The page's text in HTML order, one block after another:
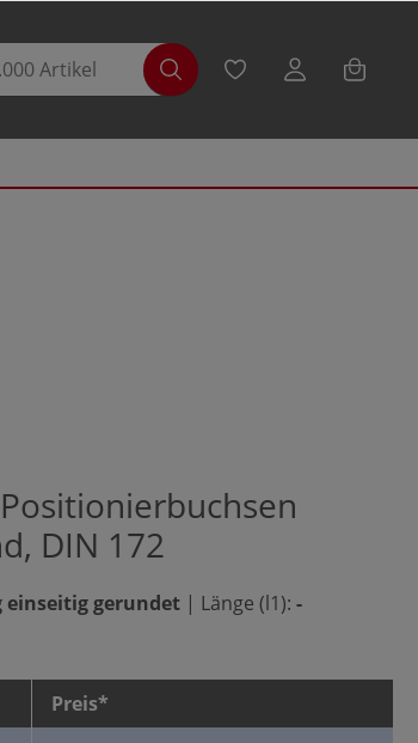
DIN 172
einseitig gerundet | Länge (l1): -
Preis*